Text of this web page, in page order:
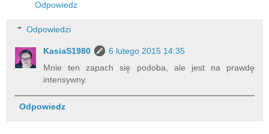
Odpowiedz
Odpowiedzi
KasiaS1980
6 lutego 2015 14:35
Mnie ten zapach się podoba, ale jest na prawdę
intensywny.
Odpowiedz